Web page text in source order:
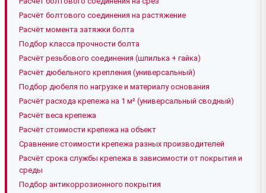
Расчёт болтового соединения на растяжение
Расчёт момента затяжки болта
Подбор класса прочности болта
Расчёт резьбового соединения (шпилька + гайка)
Расчёт дюбельного крепления (универсальный)
Подбор дюбеля по нагрузке и материалу основания
Расчёт расхода крепежа на 1 м² (универсальный сводный)
Расчёт веса крепежа
Расчёт стоимости крепежа на объект
Сравнение стоимости крепежа разных производителей
Расчёт срока службы крепежа в зависимости от покрытия и
среды
Подбор антикоррозионного покрытия